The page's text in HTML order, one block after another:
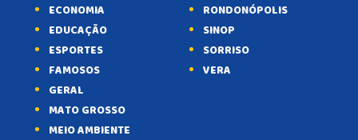
ECONOMIA
EDUCAÇÃO
ESPORTES
FAMOSOS
GERAL
MATO GROSSO
MEIO AMBIENTE
RONDONÓPOLIS
SINOP
SORRISO
VERA